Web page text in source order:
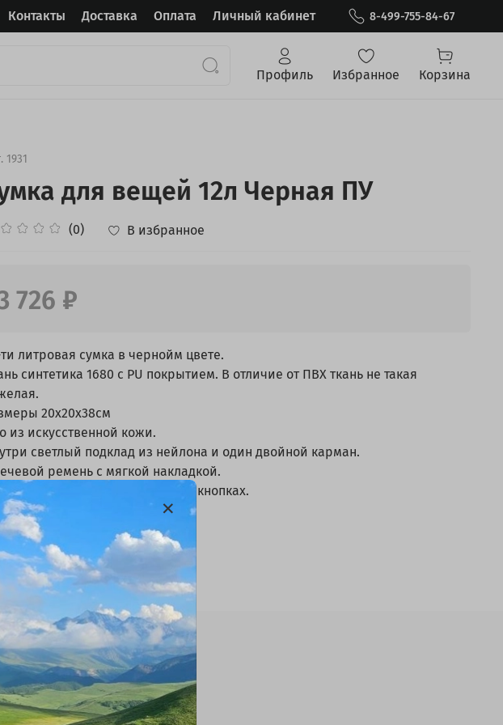
Контакты Доставка Оплата Личный кабинет 8-499-755-84-67
Профиль Избранное Корзина
1931
для вещей 12л Черная ПУ
(0) В избранное
726 ₽
литровая сумка в чернойм цвете.
синтетика 1680 с PU покрытием. В отличие от ПВХ ткань не такая
20х20х38см
из искусственной кожи.
светлый подклад из нейлона и один двойной карман.
ремень с мягкой накладкой.
ручках застежка-держатель на кнопках.
сумки цилиндрическая.